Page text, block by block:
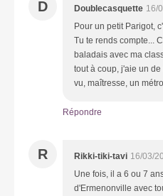
D Doublecasquette 16/
Pour un petit Parigot,
Tu te rends compte...
baladais avec ma
tout à coup, j'aie un
vu, maîtresse, un
Répondre
R Rikki-tiki-tavi 16/03/
Une fois, il a 6 ou 7
d'Ermenonville avec